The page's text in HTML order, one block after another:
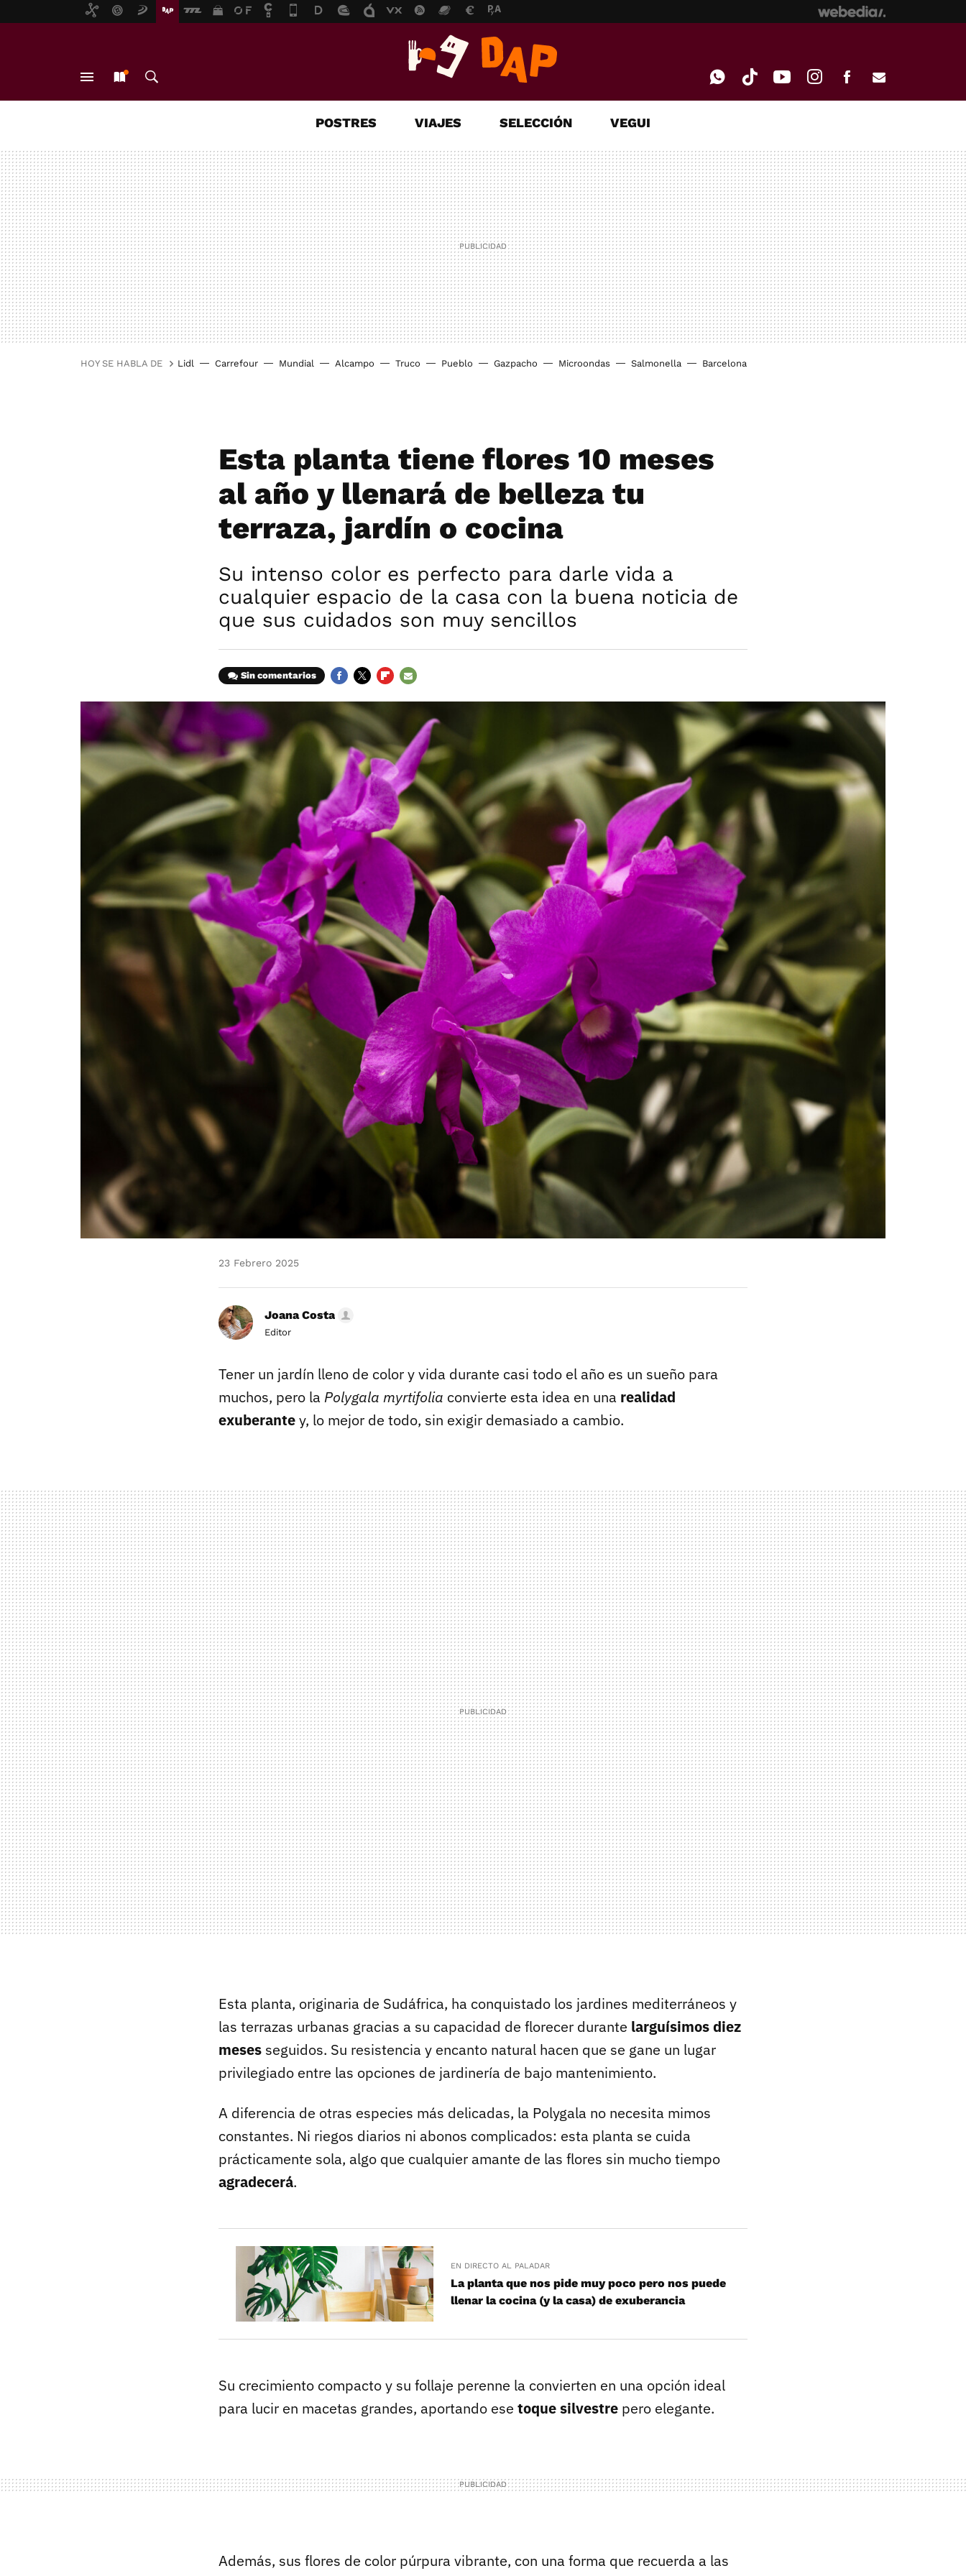
MAIL
POSTRES VIAJES SELECCIÓN VEGUI
HOY SE HABLA DE Lidl Carrefour Mundial Alcampo Truco Pueblo Gazpacho Microondas Salmonella Barcelona
Esta planta tiene flores 10 meses
al año y llenará de belleza tu
terraza, jardín o cocina
Su intenso color es perfecto para darle vida a
cualquier espacio de la casa con la buena noticia de
que sus cuidados son muy sencillos
Sin comentarios
23 Febrero 2025
Joana Costa
Editor
Tener un jardín lleno de color y vida durante casi todo el año es un sueño para
muchos, pero la Polygala myrtifolia convierte esta idea en una realidad
exuberantey, lo mejor de todo, sin exigir demasiado a cambio.
Esta planta, originaria de Sudáfrica, ha conquistado los jardines mediterráneos y
las terrazas urbanas gracias a su capacidad de florecer durante larguísimos diez
meses seguidos. Su resistencia y encanto natural hacen que se gane un lugar
privilegiado entre las opciones de jardinería de bajo mantenimiento.
A diferencia de otras especies más delicadas, la Polygala no necesita mimos
constantes. Ni riegos diarios ni abonos complicados: esta planta se cuida
prácticamente sola, algo que cualquier amante de las flores sin mucho tiempo
agradecerá.
EN DIRECTO AL PALADAR
La planta que nos pide muy poco pero nos puede
llenar la cocina (y la casa) de exuberancia
Su crecimiento compacto y su follaje perenne la convierten en una opción ideal
para lucir en macetas grandes, aportando ese toque silvestre pero elegante.
Además, sus flores de color púrpura vibrante, con una forma que recuerda a las